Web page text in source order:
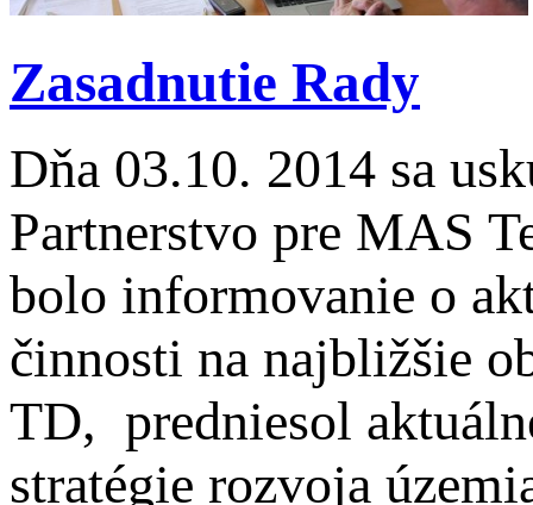
Zasadnutie Rady
Dňa 03.10. 2014 sa
Partnerstvo pre MAS
bolo informovanie o
činnosti na najbližšie
TD, predniesol
stratégie rozvoja